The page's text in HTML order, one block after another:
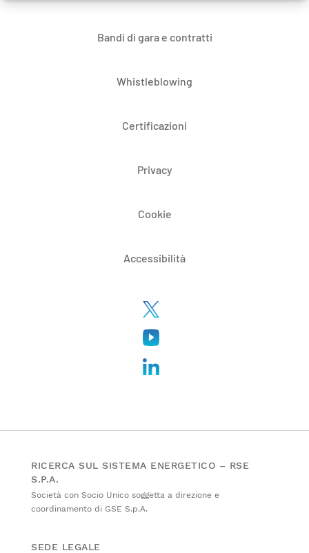
Bandi di gara e contratti
Whistleblowing
Certificazioni
Privacy
Cookie
Accessibilità
RICERCA SUL SISTEMA ENERGETICO – RSE
S.P.A.
Società con Socio Unico soggetta a direzione e
coordinamento di GSE S.p.A.
SEDE LEGALE